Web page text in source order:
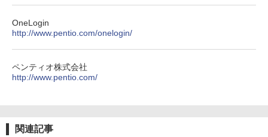
OneLogin
http://www.pentio.com/onelogin/
ペンティオ株式会社
http://www.pentio.com/
関連記事